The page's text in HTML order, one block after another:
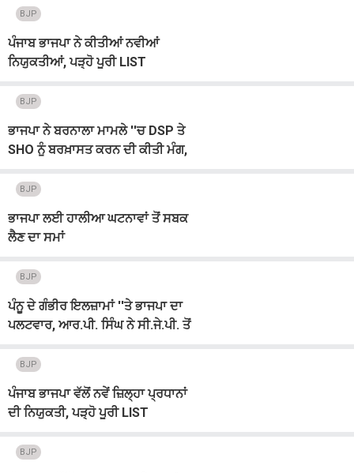
BJP
ਪੰਜਾਬ ਭਾਜਪਾ ਨੇ ਕੀਤੀਆਂ ਨਵੀਆਂ
ਨਿਯੁਕਤੀਆਂ, ਪੜ੍ਹੋ ਪੂਰੀ LIST
BJP
ਭਾਜਪਾ ਨੇ ਬਰਨਾਲਾ ਮਾਮਲੇ ''ਚ DSP ਤੇ
SHO ਨੂੰ ਬਰਖ਼ਾਸਤ ਕਰਨ ਦੀ ਕੀਤੀ ਮੰਗ,
BJP
ਭਾਜਪਾ ਲਈ ਹਾਲੀਆ ਘਟਨਾਵਾਂ ਤੋਂ ਸਬਕ
ਲੈਣ ਦਾ ਸਮਾਂ
BJP
ਪੰਨੂ ਦੇ ਗੰਭੀਰ ਇਲਜ਼ਾਮਾਂ ''ਤੇ ਭਾਜਪਾ ਦਾ
ਪਲਟਵਾਰ, ਆਰ.ਪੀ. ਸਿੰਘ ਨੇ ਸੀ.ਜੇ.ਪੀ. ਤੋਂ
BJP
ਪੰਜਾਬ ਭਾਜਪਾ ਵੱਲੋਂ ਨਵੇਂ ਜ਼ਿਲ੍ਹਾ ਪ੍ਰਧਾਨਾਂ
ਦੀ ਨਿਯੁਕਤੀ, ਪੜ੍ਹੋ ਪੂਰੀ LIST
BJP